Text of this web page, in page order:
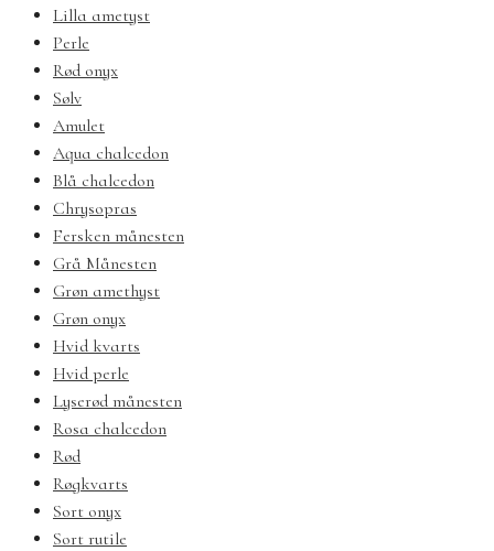
Lilla ametyst
Perle
Rød onyx
Sølv
Amulet
Aqua chalcedon
Blå chalcedon
Chrysopras
Fersken månesten
Grå Månesten
Grøn amethyst
Grøn onyx
Hvid kvarts
Hvid perle
Lyserød månesten
Rosa chalcedon
Rød
Røgkvarts
Sort onyx
Sort rutile